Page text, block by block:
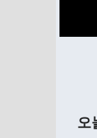
오